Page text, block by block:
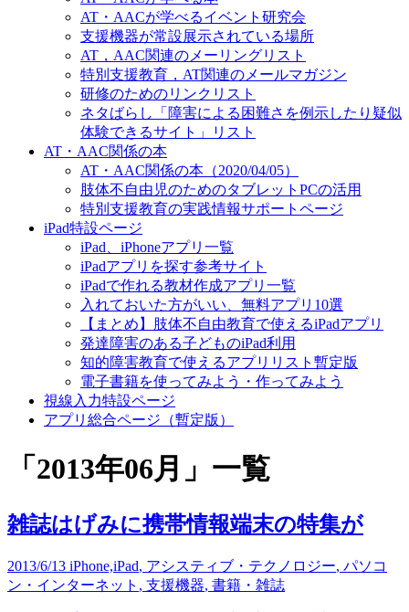
AT・AACが学べるイベント研究会
支援機器が常設展示されている場所
AT，AAC関連のメーリングリスト
特別支援教育，AT関連のメールマガジン
研修のためのリンクリスト
ネタばらし「障害による困難さを例示したり疑似
体験できるサイト」リスト
AT・AAC関係の本
AT・AAC関係の本（2020/04/05）
肢体不自由児のためのタブレットPCの活用
特別支援教育の実践情報サポートページ
iPad特設ページ
iPad、iPhoneアプリ一覧
iPadアプリを探す参考サイト
iPadで作れる教材作成アプリ一覧
入れておいた方がいい、無料アプリ10選
【まとめ】肢体不自由教育で使えるiPadアプリ
発達障害のある子どものiPad利用
知的障害教育で使えるアプリリスト暫定版
電子書籍を使ってみよう・作ってみよう
視線入力特設ページ
アプリ総合ページ（暫定版）
「 2013年06月 」 一覧
雑誌はげみに携帯情報端末の特集が
2013/6/13 iPhone,iPad, アシスティブ・テクノロジー, パソコ
ン・インターネット , 支援機器, 書籍・雑誌